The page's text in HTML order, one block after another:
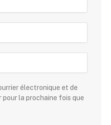
électronique et de
la prochaine fois que